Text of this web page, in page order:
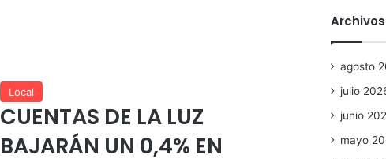
Local
CUENTAS DE LA LUZ
BAJARÁN UN 0,4% EN
Archivos
agosto
julio
junio
mayo